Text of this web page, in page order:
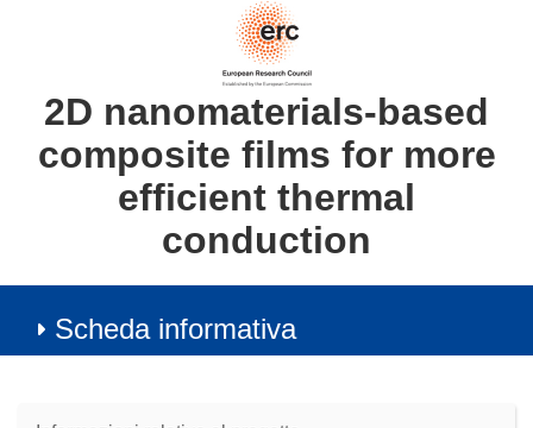
2D nanomaterials-based
composite films for more
efficient thermal
conduction
Scheda informativa